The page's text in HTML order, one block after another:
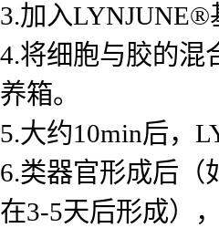
3.加入
4.将细胞与胶的混
养箱。
5.大约10min后，
6.类器官形成后（
在3-5天后形成）